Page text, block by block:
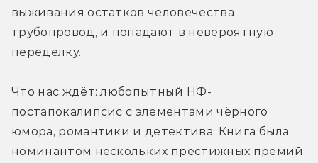
выживания остатков человечества
трубопровод, и попадают в невероятную
переделку.
Что нас ждёт: любопытный НФ-
постапокалипсис с элементами чёрного
юмора, романтики и детектива. Книга была
номинантом нескольких престижных премий